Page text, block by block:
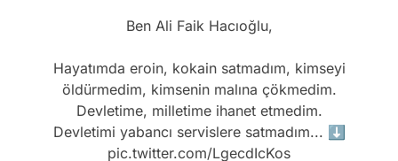
Ben Ali Faik Hacıoğlu,
Hayatımda eroin, kokain satmadım, kimseyi
öldürmedim, kimsenin malına çökmedim.
Devletime, milletime ihanet etmedim.
Devletimi yabancı servislere satmadım... ⬇️
pic.twitter.com/LgecdIcKos